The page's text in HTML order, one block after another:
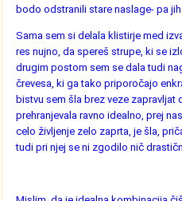
bodo odstranili stare naslage- pa
Sama sem si delala klistirje med
res nujno, da spereš strupe, ki se
drugim postom sem se dala tudi
črevesa, ki ga tako priporočajo
bistvu sem šla brez veze zapravljat
prehranjevala ravno idealno, prej
celo življenje zelo zaprta, je šla,
tudi pri njej se ni zgodilo nič